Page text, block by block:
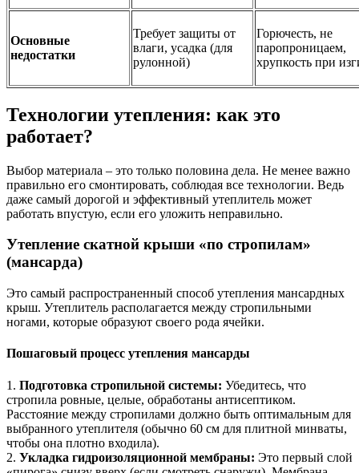
Основные
недостатки
Требует защиты от
влаги, усадка (для
рулонной)
Горючесть, не
паропроницаем,
хрупкость при
Технологии утепления: как это
работает?
Выбор материала – это только половина дела. Не менее важно
правильно его смонтировать, соблюдая все технологии. Ведь
даже самый дорогой и эффективный утеплитель может
работать впустую, если его уложить неправильно.
Утепление скатной крыши «по стропилам»
(мансарда)
Это самый распространенный способ утепления мансардных
крыш. Утеплитель располагается между стропильными
ногами, которые образуют своего рода ячейки.
Пошаговый процесс утепления мансарды
1. Подготовка стропильной системы: Убедитесь, что
стропила ровные, целые, обработаны антисептиком.
Расстояние между стропилами должно быть оптимальным для
выбранного утеплителя (обычно 60 см для плитной минваты,
чтобы она плотно входила).
2. Укладка гидроизоляционной мембраны: Это первый слой